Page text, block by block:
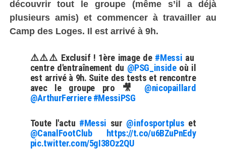
découvrir tout le groupe (même s’il a déjà
plusieurs amis) et commencer à travailler au
Camp des Loges. Il est arrivé à 9h.
⚠️⚠️⚠️ Exclusif ! 1ère image de #Messi au
centre d'entraînement du @PSG_insideoù il
est arrivé à 9h. Suite des tests et rencontre
avec le groupe pro 🎥 @nicopaillard
@ArthurFerriere #MessiPSG
Toute l'actu #Messi sur @infosportplus et
@CanalFootClub
https://t.co/u6BZuPnEdy
pic.twitter.com/5gI38Oz2QU